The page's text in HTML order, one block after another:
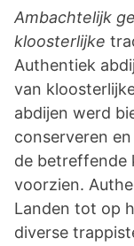
Ambachtelijk
kloosterlijke
Authentiek
van
abdijen werd
conserveren
de betreffende
voorzien.
Landen tot op
diverse